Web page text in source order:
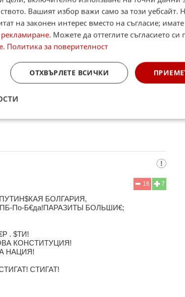
20
12
се заселват през следващите 10 години. Не
7
16
БОЛГАРИЯ,
По-Б€да!ПАРАЗИТЫ БОЛЬШИ€;
. $ТИ!
КОНСТИТУЦИЯ!
НАЦИЯ!
СТИГАТ!
Вашият избор важи само за този уебсайт.
на законен интерес вместо на съгласие;
. Можете да оттеглите съгласието си
. Политика за поверителност
ОТХВЪРЛЕТЕ ВСИЧКИ